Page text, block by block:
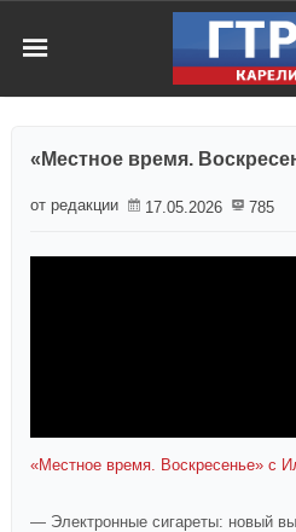
«Местное время.
от редакции 17.05.2026 785
«Местное время. Воскресенье» с
— Электронные сигареты: новый